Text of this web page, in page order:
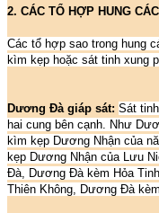
2. CÁC TỔ HỢP HUNG
Các tổ hợp sao trong hung
kìm kẹp hoặc sát tinh xung
Dương Đà giáp sát: Sát
hai cung bên cạnh. Như
kìm kẹp Dương Nhận của
kẹp Dương Nhận của Lưu
Đà, Dương Đà kèm Hỏa
Thiên Không, Dương Đà